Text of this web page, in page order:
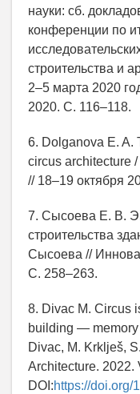
науки: сб.
конференции по
строительства и
2–5 марта 2020
2020. С. 116–118.
6. Dolganova E. A.
circus architecture
// 18–19 октября
7. Сысоева Е. В.
строительства
Сысоева //
С. 258–263.
8. Divac M. Circus
building — memory
Divac, M. Krklješ,
Architecture. 2022.
DOI:https://doi.org/